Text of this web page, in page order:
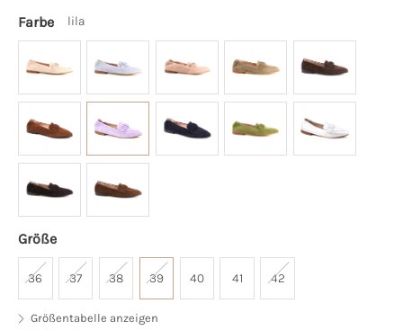
Farbe lila
Größe
36 37 38 39 40 41 42
Größentabelle anzeigen